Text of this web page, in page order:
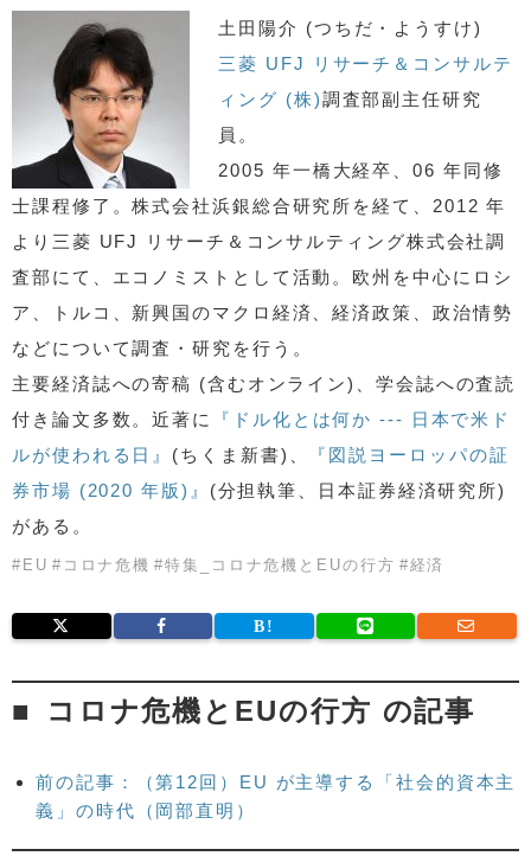
土田陽介 (つちだ・ようすけ)
三菱 UFJ リサーチ＆コンサルテ
ィング (株)調査部副主任研究
員。
2005 年一橋大経卒、06 年同修
士課程修了。株式会社浜銀総合研究所を経て、2012 年
より三菱 UFJ リサーチ＆コンサルティング株式会社調
査部にて、エコノミストとして活動。欧州を中心にロシ
ア、トルコ、新興国のマクロ経済、経済政策、政治情勢
などについて調査・研究を行う。
主要経済誌への寄稿 (含むオンライン)、学会誌への査読
付き論文多数。近著に
『ドル化とは何か --- 日本で米ド
ルが使われる日』 (ちくま新書)、
『図説ヨーロッパの証
券市場 (2020 年版)』 (分担執筆、日本証券経済研究所)
がある。
# EU # コロナ危機 #特集_コロナ危機とEUの行方 #経済
コロナ危機とEUの行方 の記事
前の記事：（第12回）EU が主導する「社会的資本主
義」の時代（岡部直明）